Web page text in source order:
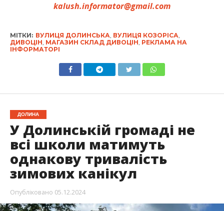
kalush.informator@gmail.com
МІТКИ: ВУЛИЦЯ ДОЛИНСЬКА, ВУЛИЦЯ КОЗОРІСА,
ДИВОЦІН, МАГАЗИН СКЛАД ДИВОЦІН, РЕКЛАМА НА
ІНФОРМАТОРІ
ДОЛИНА
У Долинській громаді не
всі школи матимуть
однакову тривалість
зимових канікул
Опубліковано 05.12.2024